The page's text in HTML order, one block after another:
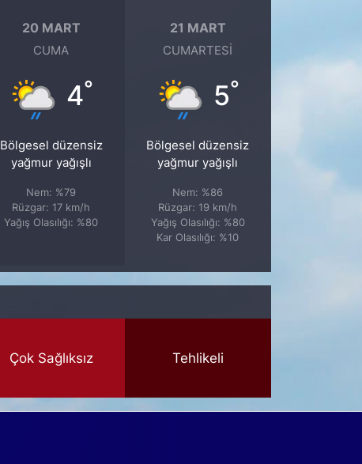
20 MART
CUMA
4°
Bölgesel düzensiz
yağmur yağışlı
Nem: %79
Rüzgar: 17 km/h
Yağış Olasılığı: %80
21 MART
CUMARTESI
5°
Bölgesel düzensiz
yağmur yağışlı
Nem: %86
Rüzgar: 19 km/h
Yağış Olasılığı: %80
Kar Olasılığı: %10
Çok Sağlıksız Tehlikeli